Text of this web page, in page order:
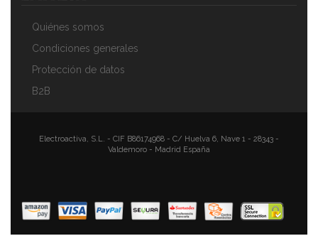
Quiénes somos
Condiciones generales
Protección de datos
B2B
Electroactiva, S.L. - CIF B86174968 - C/ Huelva 6, Nave 1 - 28343 -
Valdemoro - Madrid España